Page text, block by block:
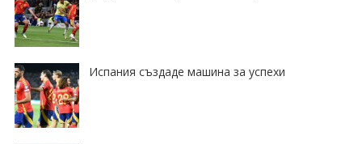
Испания създаде машина за успехи